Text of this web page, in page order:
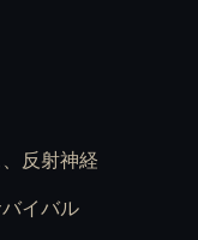
反射神経
イバル